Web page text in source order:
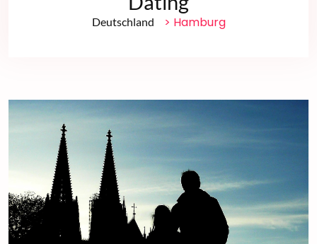
Deutschland > Hamburg